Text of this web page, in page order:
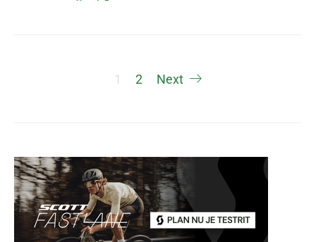
Berichten
1 2 Next